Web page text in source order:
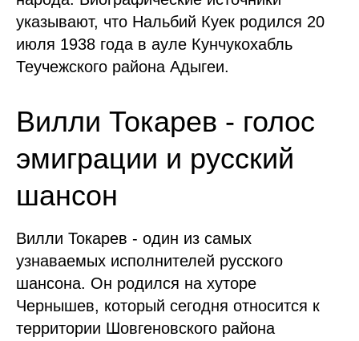
указывают, что Нальбий Куек родился 20
июля 1938 года в ауле Кунчукохабль
Теучежского района Адыгеи.
Вилли Токарев - голос
эмиграции и русский
шансон
Вилли Токарев - один из самых
узнаваемых исполнителей русского
шансона. Он родился на хуторе
Чернышев, который сегодня относится к
территории Шовгеновского района